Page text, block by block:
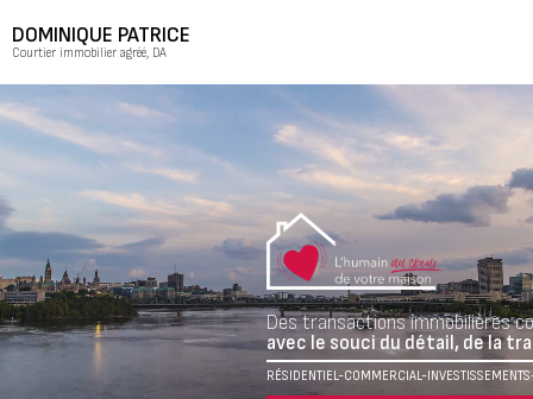
DOMINIQUE PATRICE
Courtier immobilier agréé, DA
Des transactions immobilières
avec le souci du détail, de la
RÉSIDENTIEL-COMMERCIAL-